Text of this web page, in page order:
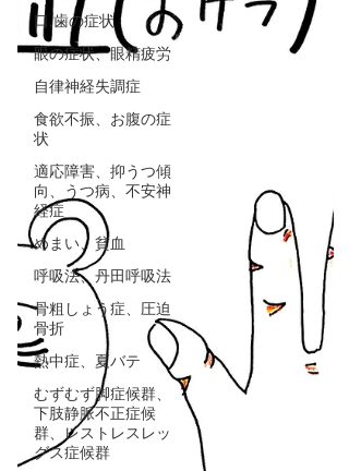
口,歯の症状
眼の症状、眼精疲労
自律神経失調症
食欲不振、お腹の症
状
適応障害、抑うつ傾
向、うつ病、不安神
経症
めまい、貧血
呼吸法、丹田呼吸法
骨粗しょう症、圧迫
骨折
熱中症、夏バテ
むずむず脚症候群、
下肢静脈不正症候
群、レストレスレッ
グス症候群